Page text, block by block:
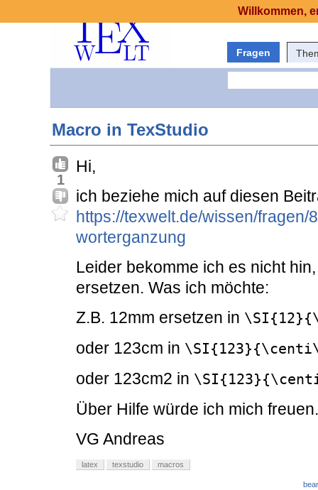
Fragen
Macro in TexStudio
1
Hi,
ich beziehe mich auf diesen
https://texwelt.de/wissen/
worterganzung
Leider bekomme ich es nicht
ersetzen. Was ich möchte:
Z.B. 12mm ersetzen in
oder 123cm in
oder 123cm2 in
Über Hilfe würde ich mich freuen.
VG Andreas
latex texstudio macros
Willkommen,